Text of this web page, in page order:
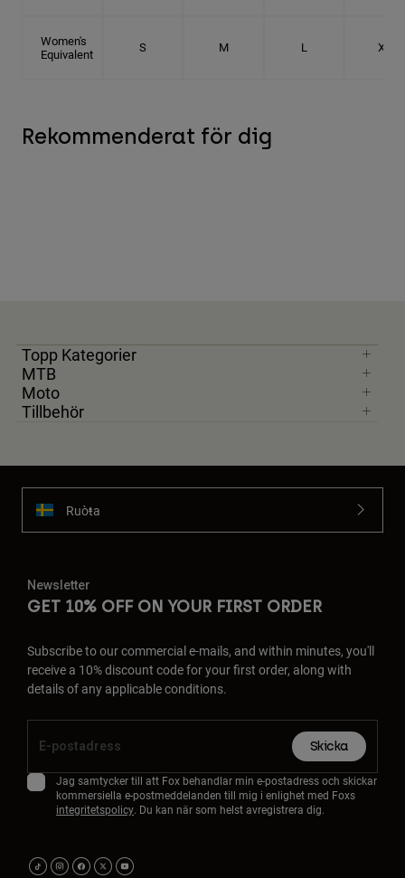
Women's
Equivalent
S M L XL
Rekommenderat för dig
Topp Kategorier
MTB
Moto
Tillbehör
Ruoŧŧa
Newsletter
GET 10% OFF ON YOUR FIRST ORDER
Subscribe to our commercial e-mails, and within minutes, you'll
receive a 10% discount code for your first order, along with
details of any applicable conditions.
Skicka
Jag samtycker till att Fox behandlar min e-postadress och skickar
kommersiella e-postmeddelanden till mig i enlighet med Foxs
integritetspolicy. Du kan när som helst avregistrera dig.